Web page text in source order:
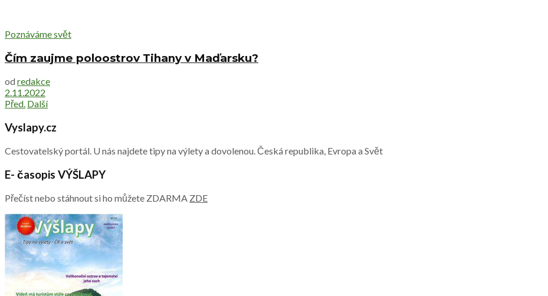
Poznáváme svět
Čím zaujme poloostrov Tihany v Maďarsku?
od redakce
2.11.2022
Před. Další
Vyslapy.cz
Cestovatelský portál. U nás najdete tipy na výlety a dovolenou. Česká republika, Evropa a Svět
E- časopis VÝŠLAPY
Přečíst nebo stáhnout si ho můžete ZDARMA ZDE